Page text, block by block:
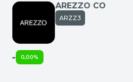
AREZZO CO
ARZZ3
- 0,00%